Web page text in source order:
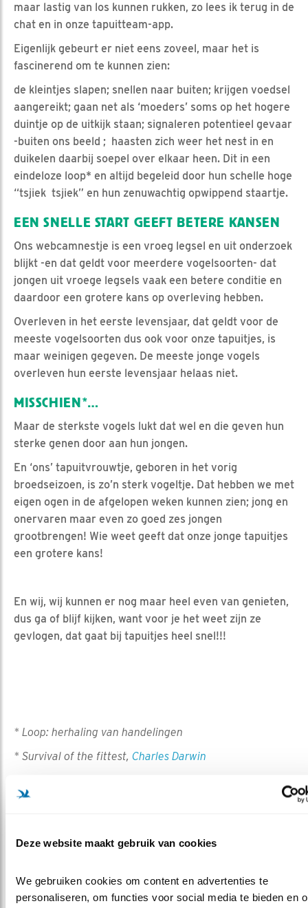
Deze website maakt gebruik van cookies
We gebruiken cookies om content en advertenties te
personaliseren, om functies voor social media te bieden en
maar lastig van los kunnen rukken, zo lees ik terug in de
chat en in onze tapuitteam-app.
Eigenlijk gebeurt er niet eens zoveel, maar het is
fascinerend om te kunnen zien:
de kleintjes slapen; snellen naar buiten; krijgen voedsel
aangereikt; gaan net als ‘moeders’ soms op het hogere
duintje op de uitkijk staan; signaleren potentieel gevaar
-buiten ons beeld ; haasten zich weer het nest in en
duikelen daarbij soepel over elkaar heen. Dit in een
eindeloze loop* en altijd begeleid door hun schelle hoge
“tsjiek tsjiek” en hun zenuwachtig opwippend staartje.
EEN SNELLE START GEEFT BETERE KANSEN
Ons webcamnestje is een vroeg legsel en uit onderzoek
blijkt -en dat geldt voor meerdere vogelsoorten- dat
jongen uit vroege legsels vaak een betere conditie en
daardoor een grotere kans op overleving hebben.
Overleven in het eerste levensjaar, dat geldt voor de
meeste vogelsoorten dus ook voor onze tapuitjes, is
maar weinigen gegeven. De meeste jonge vogels
overleven hun eerste levensjaar helaas niet.
MISSCHIEN*…
Maar de sterkste vogels lukt dat wel en die geven hun
sterke genen door aan hun jongen.
En ‘ons’ tapuitvrouwtje, geboren in het vorig
broedseizoen, is zo’n sterk vogeltje. Dat hebben we met
eigen ogen in de afgelopen weken kunnen zien; jong en
onervaren maar even zo goed zes jongen
grootbrengen! Wie weet geeft dat onze jonge tapuitjes
een grotere kans!
En wij, wij kunnen er nog maar heel even van genieten,
dus ga of blijf kijken, want voor je het weet zijn ze
gevlogen, dat gaat bij tapuitjes heel snel!!!
* Loop: herhaling van handelingen
* Survival of the fittest, Charles Darwin